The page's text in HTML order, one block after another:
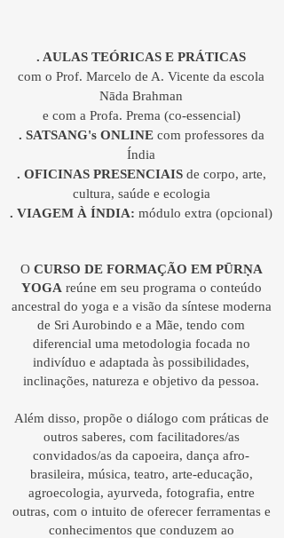
. AULAS TEÓRICAS E PRÁTICAS
com o Prof. Marcelo de A. Vicente da escola
Nāda Brahman
e com a Profa. Prema (co-essencial)
. SATSANG's ONLINE com professores da
Índia
. OFICINAS PRESENCIAISde corpo, arte,
cultura, saúde e ecologia
. VIAGEM À ÍNDIA: módulo extra (opcional)
OCURSO DE FORMAÇÃO EM PŪRṆA
YOGA reúne em seu programa o conteúdo
ancestral do yoga e a visão da síntese moderna
de Sri Aurobindo e a Mãe, tendo com
diferencial uma metodologia focada no
indivíduo e adaptada às possibilidades,
inclinações, natureza e objetivo da pessoa.
Além disso, propõe o diálogo com práticas de
outros saberes, com facilitadores/as
convidados/as da capoeira, dança afro-
brasileira, música, teatro, arte-educação,
agroecologia, ayurveda, fotografia, entre
outras, com o intuito de oferecer ferramentas e
conhecimentos que conduzem ao